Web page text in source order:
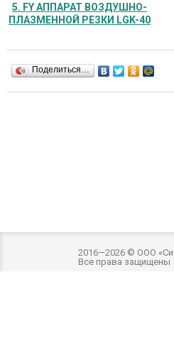
5. FY АППАРАТ ВОЗДУШНО-
ПЛАЗМЕННОЙ РЕЗКИ LGK-40
Поделиться…
2016—2026 © ООО
Все права защищены